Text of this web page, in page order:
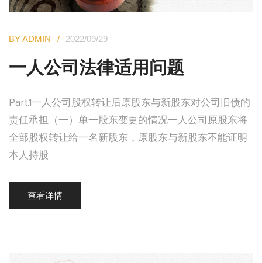
BY ADMIN 2022/09/29
一人公司法律适用问题
Part.1一人公司股权转让后原股东与新股东对公司旧债的
责任承担（一）单一股东变更的情况一人公司原股东将
全部股权转让给一名新股东，原股东与新股东不能证明
本人持股
查看详情